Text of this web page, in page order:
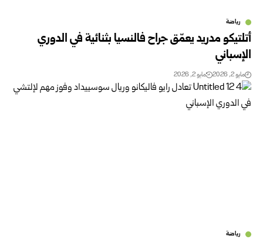
رياضة
أتلتيكو مدريد يعمّق جراح فالنسيا بثنائية في الدوري
الإسباني
مايو 2, 2026 مايو 2, 2026
رياضة